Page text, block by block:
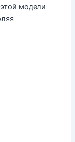
модели